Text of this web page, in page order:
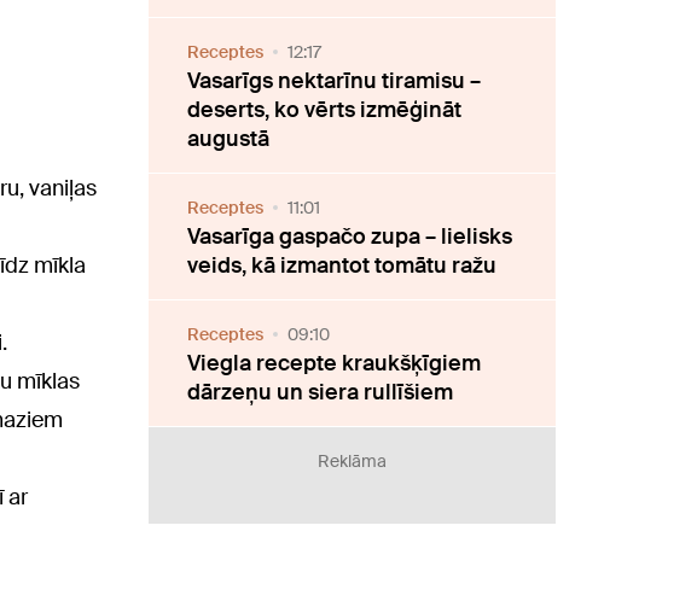
vaniļas
mīkla
mīklas
ar
Receptes 12:17
Vasarīgs nektarīnu tiramisu –
deserts, ko vērts izmēģināt
augustā
Receptes 11:01
Vasarīga gaspačo zupa – lielisks
veids, kā izmantot tomātu ražu
Receptes 09:10
Viegla recepte kraukšķīgiem
dārzeņu un siera rullīšiem
Reklāma